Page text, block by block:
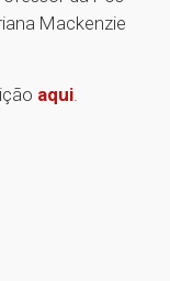
Mackenzie
aqui.